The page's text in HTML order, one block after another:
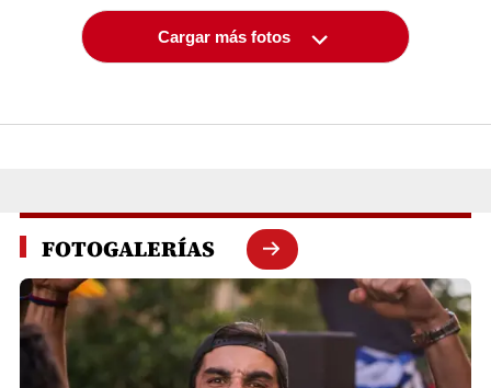
Cargar más fotos
FOTOGALERÍAS